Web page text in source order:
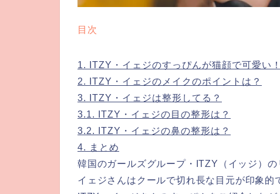
目次
1.
ITZY・イェジのすっぴんが猫顔で可愛い！
2.
ITZY・イェジのメイクのポイントは？
3.
ITZY・イェジは整形してる？
3.1.
ITZY・イェジの目の整形は？
3.2.
ITZY・イェジの鼻の整形は？
4. まとめ
韓国のガールズグループ・ITZY（イッジ）
イェジさんはクールで切れ長な目元が印象的